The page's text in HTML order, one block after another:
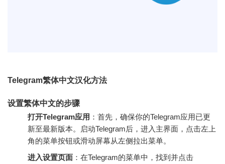
Telegram繁体中文汉化方法
设置繁体中文的步骤
打开Telegram应用 ：首先，确保你的Telegram应用已更
新至最新版本。启动Telegram后，进入主界面，点击左上
角的菜单按钮或滑动屏幕从左侧拉出菜单。
进入设置页面 ：在Telegram的菜单中，找到并点击